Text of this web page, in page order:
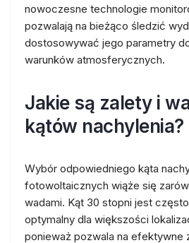
nowoczesne technologie
pozwalają na bieżąco śledzić
dostosowywać jego parametry
warunków atmosferycznych.
Jakie są zalety i
kątów nachylenia?
Wybór odpowiedniego kąta
fotowoltaicznych wiąże się
wadami. Kąt 30 stopni jest
optymalny dla większości
ponieważ pozwala na efektywne